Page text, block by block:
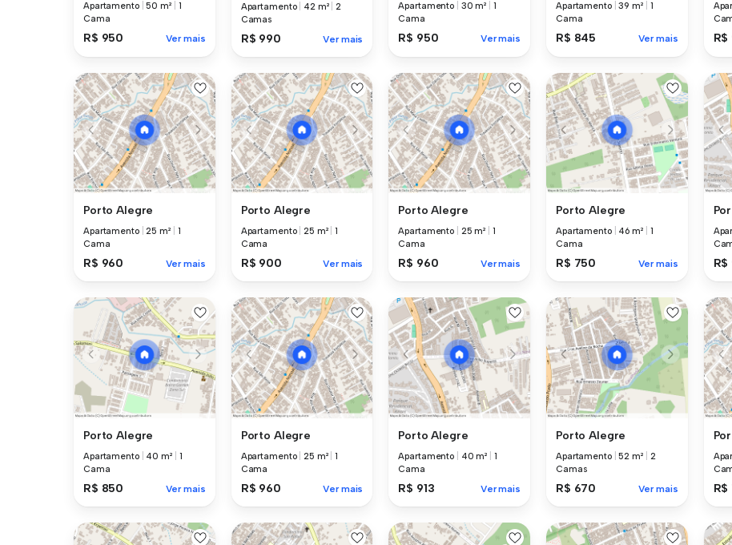
Apartamento |50 m²
1
Cama
R$ 950 Ver mais
Apartamento 42 m²
2
Camas
R$ 990 Ver mais
Apartamento 30 m²
1
Cama
R$ 950 Ver mais
Apartamento |39 m²
1
Cama
R$ 845 Ver mais R$
Porto Alegre
Apartamento |25 m²
1
Cama
R$ 960 Ver mais
Porto Alegre
Apartamento |25 m² |1
Cama
R$ 900 Ver mais
Porto Alegre
Apartamento 25 m²
1
Cama
R$ 960 Ver mais
Porto Alegre
Apartamento 46 m²
1
Cama
R$ 750 Ver mais R$
Porto Alegre
Apartamento 40 m²
1
Cama
R$ 850 Ver mais
Porto Alegre
Apartamento |25 m² |1
Cama
R$ 960 Ver mais
Porto Alegre
Apartamento 40 m²
1
Cama
R$ 913 Ver mais
Porto Alegre
Apartamento |52 m²
2
Camas
R$ 670 Ver mais R$